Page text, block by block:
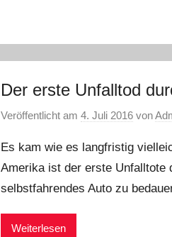
Der erste Unfalltod
Veröffentlicht am4. Juli 2016 von
Es kam wie es langfristig
Amerika ist der erste Unfalltote
selbstfahrendes Auto zu
Weiterlesen